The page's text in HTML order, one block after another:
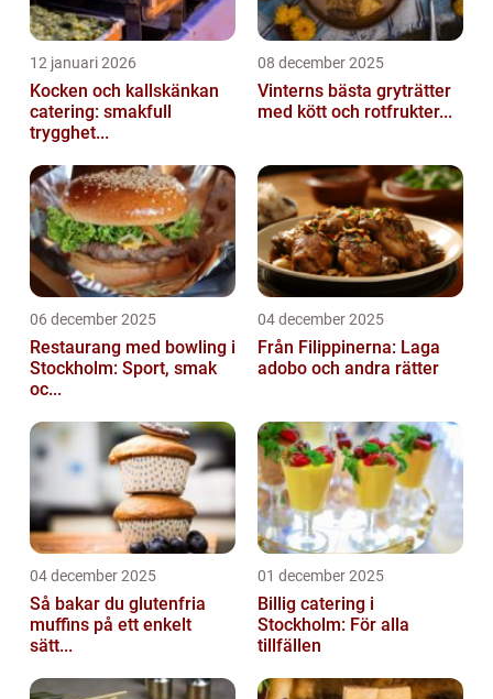
12 januari 2026
Kocken och kallskänkan
catering: smakfull
trygghet...
08 december 2025
Vinterns bästa gryträtter
med kött och rotfrukter...
06 december 2025
Restaurang med bowling i
Stockholm: Sport, smak
oc...
04 december 2025
Från Filippinerna: Laga
adobo och andra rätter
04 december 2025
Så bakar du glutenfria
muffins på ett enkelt
sätt...
01 december 2025
Billig catering i
Stockholm: För alla
tillfällen